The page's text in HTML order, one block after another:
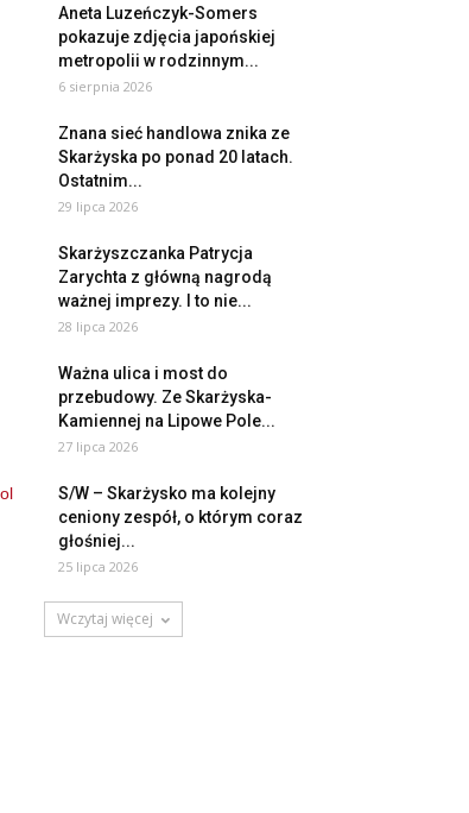
Aneta Luzeńczyk-Somers
pokazuje zdjęcia japońskiej
metropolii w rodzinnym...
6 sierpnia 2026
Znana sieć handlowa znika ze
Skarżyska po ponad 20 latach.
Ostatnim...
29 lipca 2026
Skarżyszczanka Patrycja
Zarychta z główną nagrodą
ważnej imprezy. I to nie...
28 lipca 2026
Ważna ulica i most do
przebudowy. Ze Skarżyska-
Kamiennej na Lipowe Pole...
27 lipca 2026
S/W – Skarżysko ma kolejny
ceniony zespół, o którym coraz
głośniej...
25 lipca 2026
Wczytaj więcej